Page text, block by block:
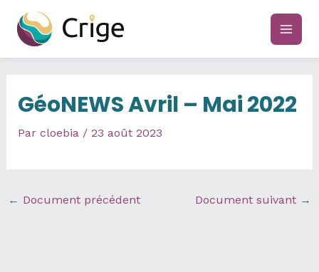
contenu
main
GéoNEWS Avril – Mai 2022
Par cloebia / 23 août 2023
← Document précédent Document suivant →